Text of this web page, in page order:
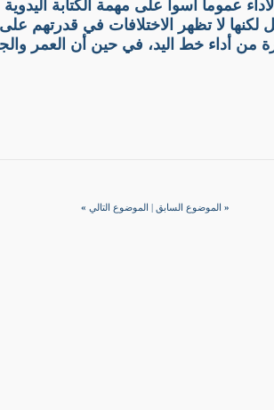
عموما أسوأ على مهمة الكتابة
لكنها لا تظهر الاختلافات في
« الموضوع السابق الموضوع التالي »